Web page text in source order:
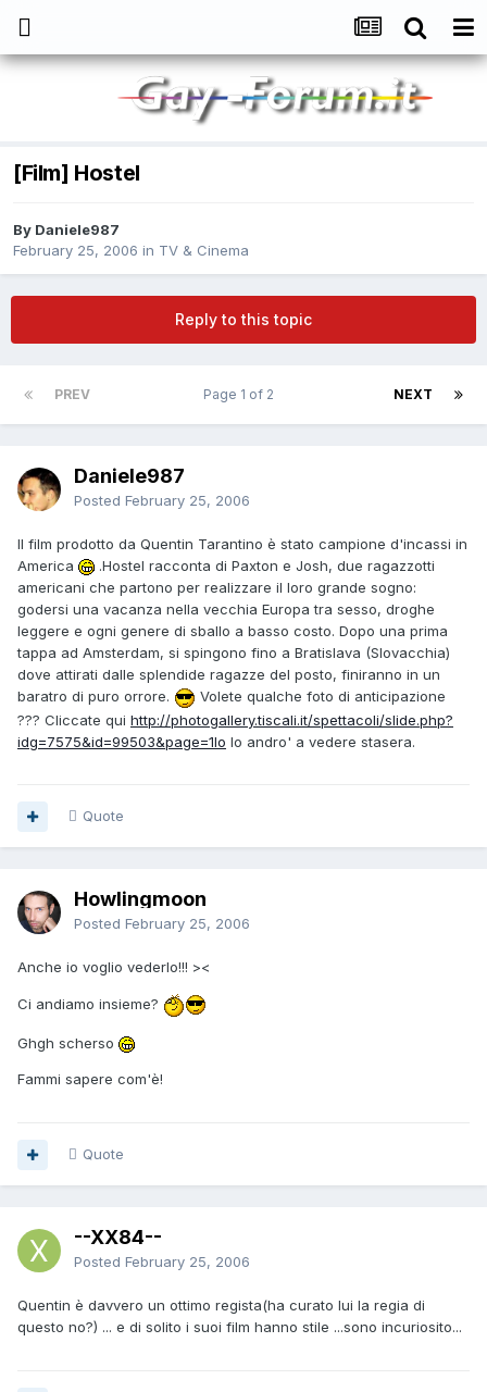
[Film] Hostel
By Daniele987
February 25, 2006 in TV & Cinema
Reply to this topic
PREV NEXT
Page 1 of 2
Daniele987
Posted February 25, 2006
Il film prodotto da Quentin Tarantino è stato campione d'incassi in
America
.Hostel racconta di Paxton e Josh, due ragazzotti
americani che partono per realizzare il loro grande sogno:
godersi una vacanza nella vecchia Europa tra sesso, droghe
leggere e ogni genere di sballo a basso costo. Dopo una prima
tappa ad Amsterdam, si spingono fino a Bratislava (Slovacchia)
dove attirati dalle splendide ragazze del posto, finiranno in un
baratro di puro orrore.
Volete qualche foto di anticipazione
??? Cliccate qui http://photogallery.tiscali.it/spettacoli/slide.php?
idg=7575&id=99503&page=1Io lo andro' a vedere stasera.
Quote
Howlingmoon
Posted February 25, 2006
Anche io voglio vederlo!!! ><
Ci andiamo insieme?
Ghgh scherso
Fammi sapere com'è!
Quote
--XX84--
Posted February 25, 2006
Quentin è davvero un ottimo regista(ha curato lui la regia di
questo no?) ... e di solito i suoi film hanno stile ...sono incuriosito...